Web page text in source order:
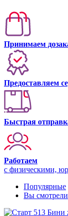
Принимаем
Предоставляем
Быстрая
Работаем
с физическими,
Популярные
Вы смотрели